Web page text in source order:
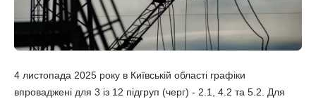
4 листопада 2025 року в Київській області графіки
впроваджені для 3 із 12 підгруп (черг) - 2.1, 4.2 та 5.2. Для